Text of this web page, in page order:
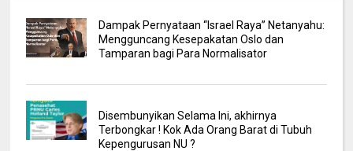
Dampak Pernyataan “Israel Raya” Netanyahu:
Mengguncang Kesepakatan Oslo dan
Tamparan bagi Para Normalisator
Disembunyikan Selama Ini, akhirnya
Terbongkar ! Kok Ada Orang Barat di Tubuh
Kepengurusan NU ?